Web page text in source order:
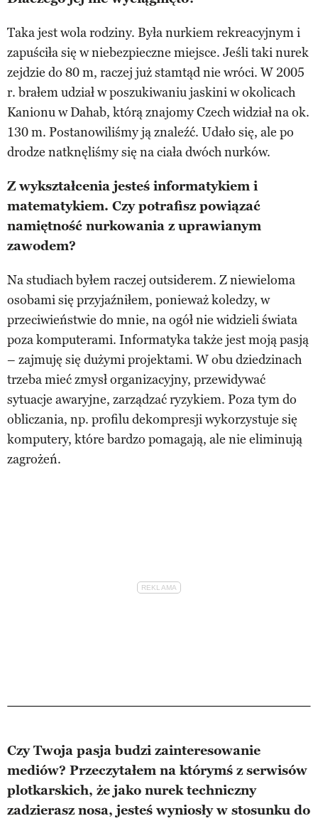
Taka jest wola rodziny. Była nurkiem rekreacyjnym i
zapuściła się w niebezpieczne miejsce. Jeśli taki nurek
zejdzie do 80 m, raczej już stamtąd nie wróci. W 2005
r. brałem udział w poszukiwaniu jaskini w okolicach
Kanionu w Dahab, którą znajomy Czech widział na ok.
130 m. Postanowiliśmy ją znaleźć. Udało się, ale po
drodze natknęliśmy się na ciała dwóch nurków.
Z wykształcenia jesteś informatykiem i
matematykiem. Czy potrafisz powiązać
namiętność nurkowania z uprawianym
zawodem?
Na studiach byłem raczej outsiderem. Z niewieloma
osobami się przyjaźniłem, ponieważ koledzy, w
przeciwieństwie do mnie, na ogół nie widzieli świata
poza komputerami. Informatyka także jest moją pasją
– zajmuję się dużymi projektami. W obu dziedzinach
trzeba mieć zmysł organizacyjny, przewidywać
sytuacje awaryjne, zarządzać ryzykiem. Poza tym do
obliczania, np. profilu dekompresji wykorzystuje się
komputery, które bardzo pomagają, ale nie eliminują
zagrożeń.
Czy Twoja pasja budzi zainteresowanie
mediów? Przeczytałem na którymś z serwisów
plotkarskich, że jako nurek techniczny
zadzierasz nosa, jesteś wyniosły w stosunku do